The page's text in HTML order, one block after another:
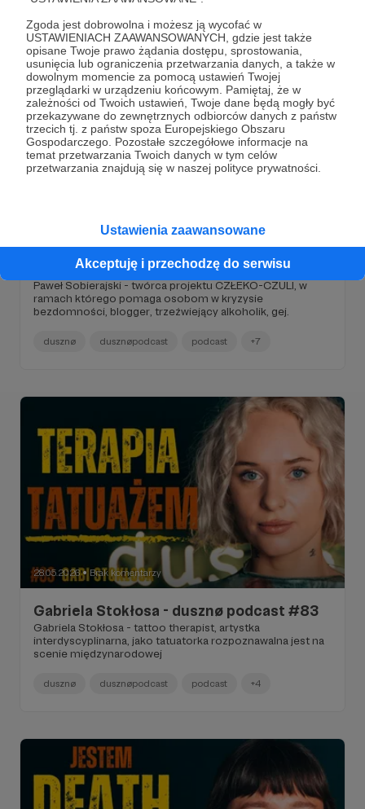
Zgoda jest dobrowolna i możesz ją wycofać w
USTAWIENIACH ZAAWANSOWANYCH, gdzie jest także
opisane Twoje prawo żądania dostępu, sprostowania,
usunięcia lub ograniczenia przetwarzania danych, a także w
dowolnym momencie za pomocą ustawień Twojej
przeglądarki w urządzeniu końcowym. Pamiętaj, że w
zależności od Twoich ustawień, Twoje dane będą mogły być
przekazywane do zewnętrznych odbiorców danych z państw
trzecich tj. z państw spoza Europejskiego Obszaru
Gospodarczego. Pozostałe szczegółowe informacje na
temat przetwarzania Twoich danych w tym celów
przetwarzania znajdują się w naszej polityce prywatności.
Ustawienia zaawansowane
Akceptuję i przechodzę do serwisu
Brak komentarzy
Paweł Sobierajski - dusznø podcast #84
Paweł Sobierajski - twórca projektu CZŁEKO-CZULI, w
ramach którego pomaga osobom w kryzysie
bezdomności, blogger, trzeźwiejący alkoholik, gej.
dusznø dusznøpodcast podcast +7
28.05.2026 ● Brak komentarzy
Gabriela Stokłosa - dusznø podcast #83
Gabriela Stokłosa - tattoo therapist, artystka
interdyscyplinarna, jako tatuatorka rozpoznawalna jest na
scenie międzynarodowej
dusznø dusznøpodcast podcast +4